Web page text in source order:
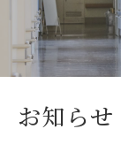
お知らせ